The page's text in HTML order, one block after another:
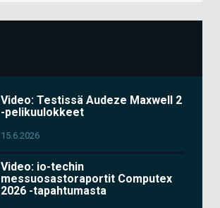
Video: Testissä Audeze Maxwell 2
-pelikuulokkeet
15.6.2026
Video: io-techin
messuosastoraportit Computex
2026 -tapahtumasta